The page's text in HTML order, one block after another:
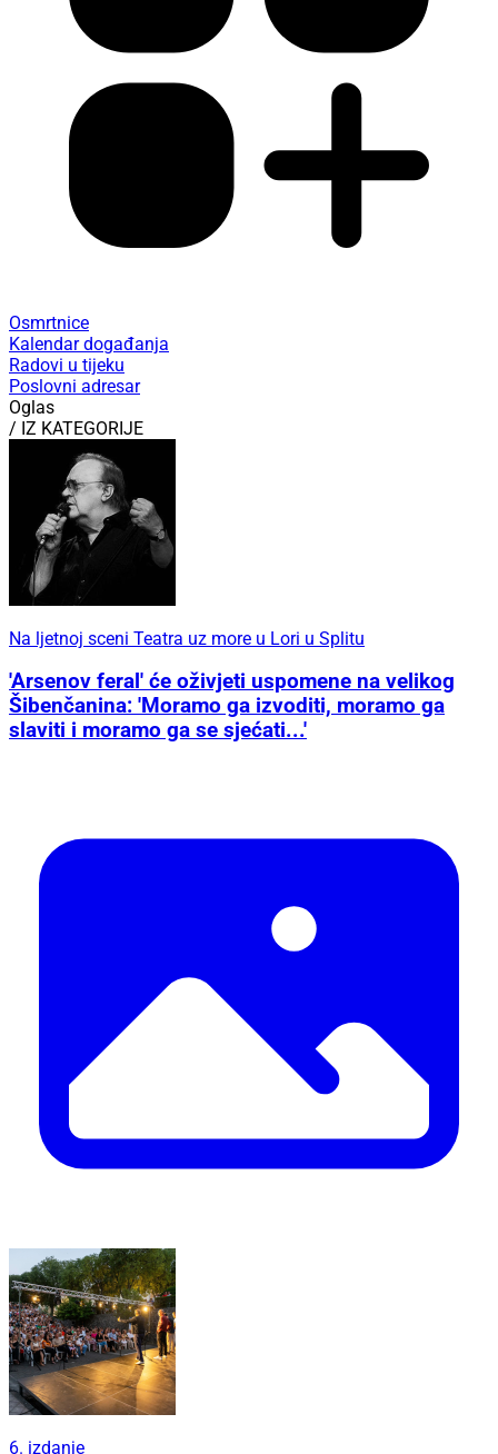
Osmrtnice
Kalendar događanja
Radovi u tijeku
Poslovni adresar
Oglas
/ IZ KATEGORIJE
Na ljetnoj sceni Teatra uz more u Lori u Splitu
'Arsenov feral' će oživjeti uspomene na velikog
Šibenčanina: 'Moramo ga izvoditi, moramo ga
slaviti i moramo ga se sjećati...'
6. izdanje